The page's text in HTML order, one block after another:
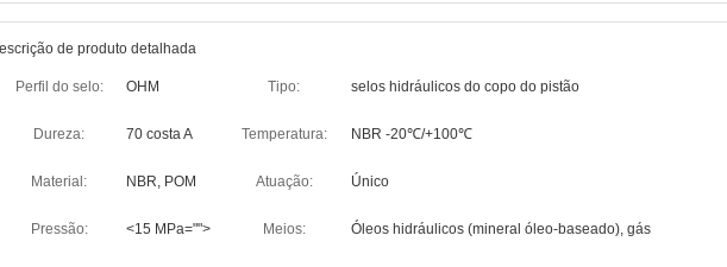
de produto detalhada
Perfil do selo: OHM Tipo: selos hidráulicos do copo do pistão
Dureza: 70 costa A Temperatura: NBR -20℃/+100℃
Material: NBR, POM Atuação: Único
Pressão: <15 MPa=""> Meios: Óleos hidráulicos (mineral óleo-baseado), gás